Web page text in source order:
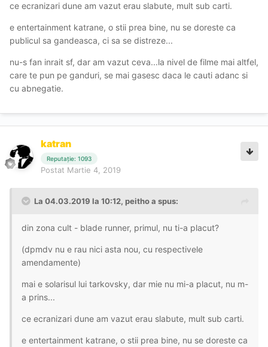
ce ecranizari dune am vazut erau slabute, mult sub carti.
e entertainment katrane, o stii prea bine, nu se doreste ca
publicul sa gandeasca, ci sa se distreze...
nu-s fan inrait sf, dar am vazut ceva...la nivel de filme mai altfel,
care te pun pe ganduri, se mai gasesc daca le cauti adanc si
cu abnegatie.
katran
Reputație: 1093
Postat Martie 4, 2019
La 04.03.2019 la 10:12, peitho a spus:
din zona cult - blade runner, primul, nu ti-a placut?
(dpmdv nu e rau nici asta nou, cu respectivele
amendamente)
mai e solarisul lui tarkovsky, dar mie nu mi-a placut, nu m-
a prins...
ce ecranizari dune am vazut erau slabute, mult sub carti.
e entertainment katrane, o stii prea bine, nu se doreste ca